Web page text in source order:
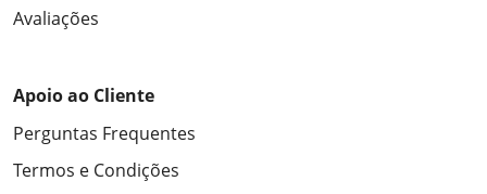
Avaliações
Apoio ao Cliente
Perguntas Frequentes
Termos e Condições